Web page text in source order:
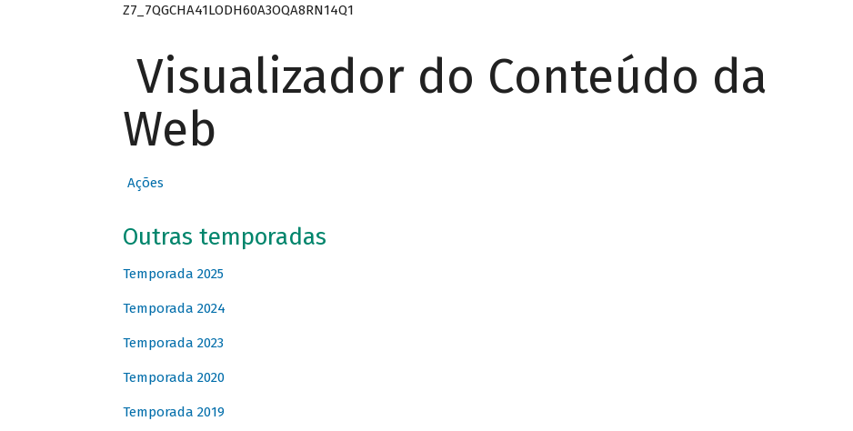
Z7_7QGCHA41LODH60A3OQA8RN14Q1
Visualizador do Conteúdo da
Web
Ações
Outras temporadas
Temporada 2025
Temporada 2024
Temporada 2023
Temporada 2020
Temporada 2019